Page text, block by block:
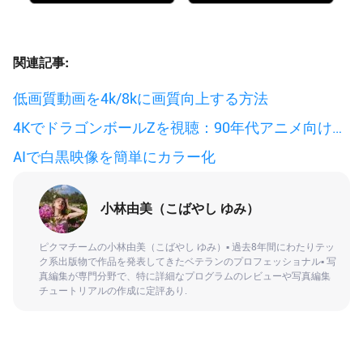
関連記事:
低画質動画を4k/8kに画質向上する方法
4KでドラゴンボールZを視聴：90年代アニメ向けAI
ビデオエンハンサー
AIで白黒映像を簡単にカラー化
小林由美（こばやし ゆみ）
ピクマチームの小林由美（こばやし ゆみ）▪ 過去8年間にわたりテッ
ク系出版物で作品を発表してきたベテランのプロフェッショナル▪ 写
真編集が専門分野で、特に詳細なプログラムのレビューや写真編集
チュートリアルの作成に定評あり.